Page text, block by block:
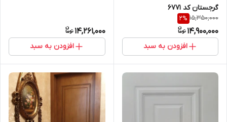
گرجستان کد ۶۷۷۱
15,350,000
2%
14,900,000
افزودن به سبد
14,261,000
افزودن به سبد